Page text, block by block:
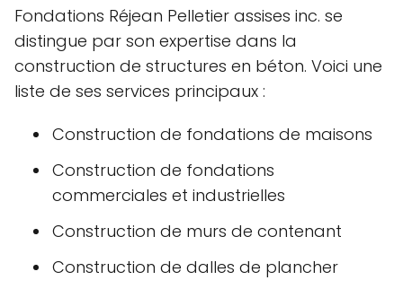
Fondations Réjean Pelletier assises inc. se
distingue par son expertise dans la
construction de structures en béton. Voici une
liste de ses services principaux :
Construction de fondations de maisons
Construction de fondations
commerciales et industrielles
Construction de murs de contenant
Construction de dalles de plancher